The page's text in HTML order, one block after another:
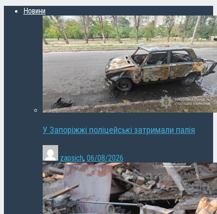
Новини
У Запоріжжі поліцейські затримали палія
zapsich, 06/08/2026